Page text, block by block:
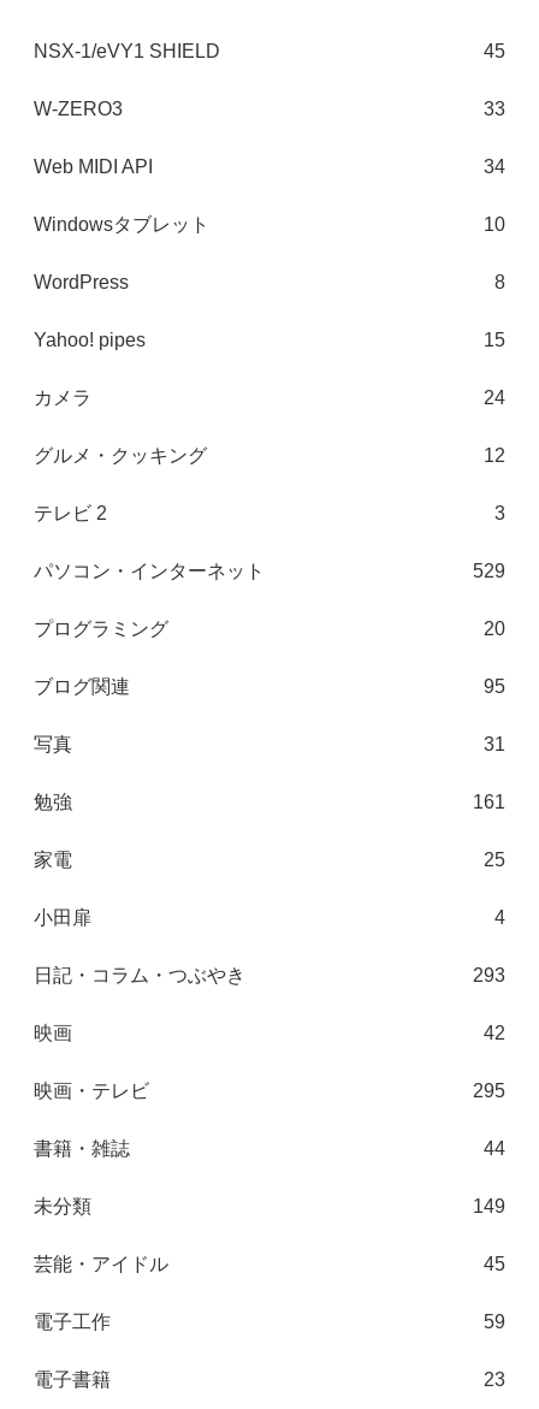
NSX-1/eVY1 SHIELD 45
W-ZERO3 33
Web MIDI API 34
Windowsタブレット 10
WordPress 8
Yahoo! pipes 15
カメラ 24
グルメ・クッキング 12
テレビ 2 3
パソコン・インターネット 529
プログラミング 20
ブログ関連 95
写真 31
勉強 161
家電 25
小田扉 4
日記・コラム・つぶやき 293
映画 42
映画・テレビ 295
書籍・雑誌 44
未分類 149
芸能・アイドル 45
電子工作 59
電子書籍 23